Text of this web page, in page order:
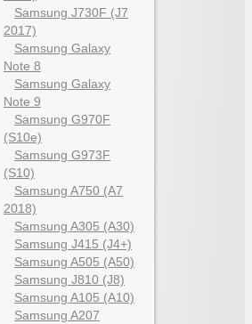
Samsung J730F (J7
2017)
Samsung Galaxy
Note 8
Samsung Galaxy
Note 9
Samsung G970F
(S10e)
Samsung G973F
(S10)
Samsung A750 (A7
2018)
Samsung A305 (A30)
Samsung J415 (J4+)
Samsung A505 (A50)
Samsung J810 (J8)
Samsung A105 (A10)
Samsung A207